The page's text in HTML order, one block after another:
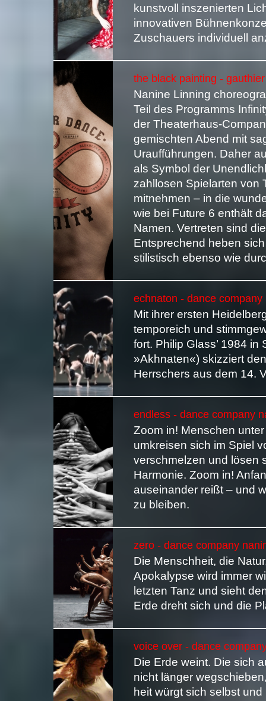
kunstvoll inszenierten
innovativen
Zuschauers individuell
the black painting -
Nanine Linning
Teil des Programms
der Theaterhaus-
gemischten Abend mit
Uraufführungen. Daher
als Symbol der
zahllosen Spielarten von
mitnehmen – in die
wie bei Future 6 enthält
Namen. Vertreten sind
Entsprechend heben
stilistisch ebenso wie
echnaton - dance
Mit ihrer ersten
temporeich und
fort. Philip Glass’ 1984
»Akhnaten«) skizziert
Herrschers aus dem 14.
endless - dance company
Zoom in! Menschen
umkreisen sich im Spiel
verschmelzen und lösen
Harmonie. Zoom in!
auseinander reißt – und
zu bleiben.
zero - dance company
Die Menschheit, die
Apokalypse wird immer
letzten Tanz und sieht
Erde dreht sich und die
voice over - dance
Die Erde weint. Die sich
nicht länger
heit würgt sich selbst